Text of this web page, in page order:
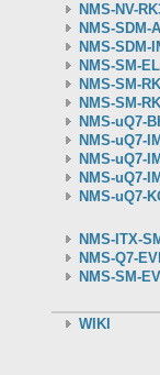
NMS-NV-
NMS-SDM-
NMS-SDM-
NMS-SM-EL
NMS-SM-
NMS-SM-
NMS-uQ7-
NMS-uQ7-
NMS-uQ7-
NMS-uQ7-
NMS-uQ7-
NMS-ITX-
NMS-Q7-
NMS-SM-
WIKI